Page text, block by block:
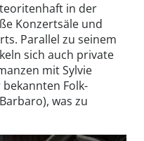
in der
Konzertsäle und
Parallel zu seinem
sich auch private
mit Sylvie
bekannten Folk-
was zu